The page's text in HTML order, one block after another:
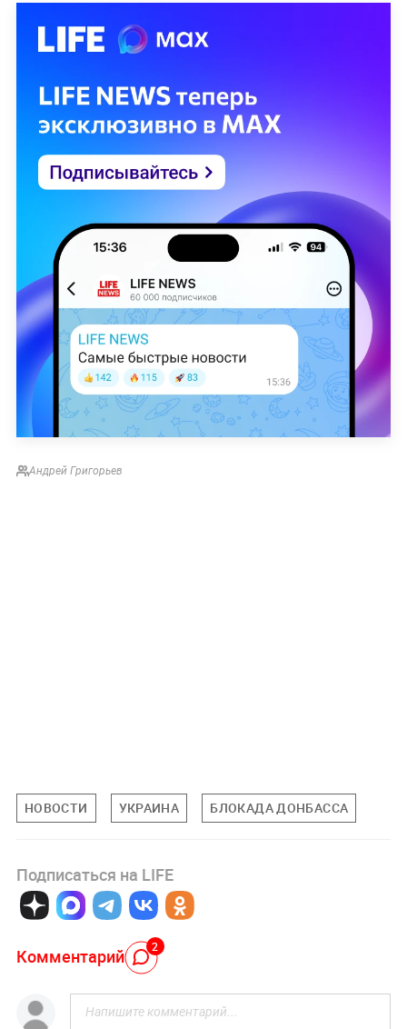
Андрей Григорьев
НОВОСТИ УКРАИНА БЛОКАДА ДОНБАССА
Подписаться на LIFE
Комментарий 2